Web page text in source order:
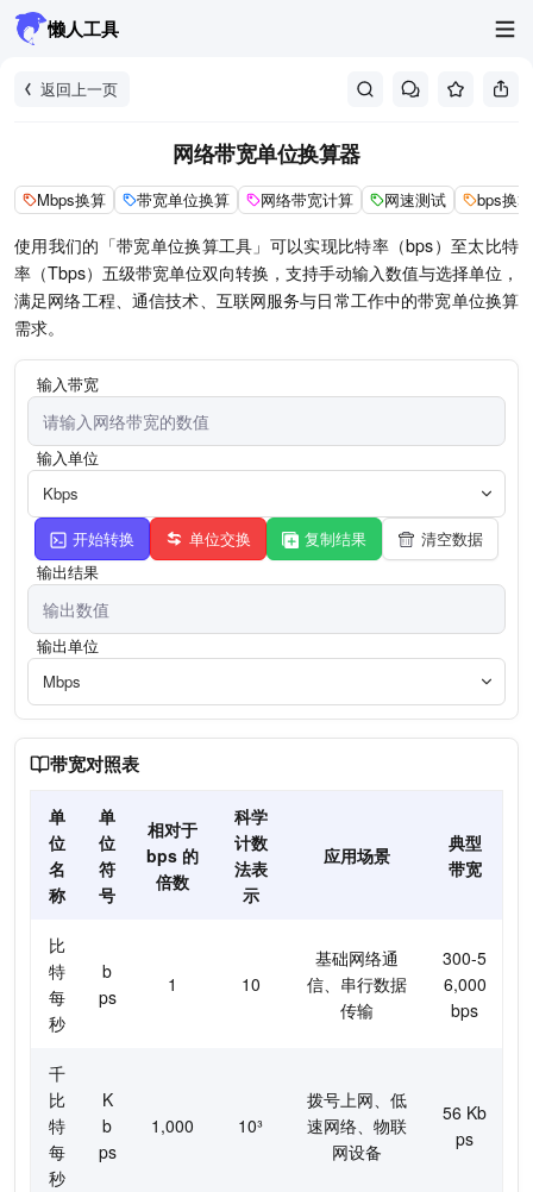
懒人工具
返回上一页
网络带宽单位换算器
Mbps换算 带宽单位换算 网络带宽计算 网速测试 bps换算
使用我们的「带宽单位换算工具」可以实现比特率（bps）至太比特
率（Tbps）五级带宽单位双向转换，支持手动输入数值与选择单位，
满足网络工程、通信技术、互联网服务与日常工作中的带宽单位换算
需求。
输入带宽
输入单位
Kbps
开始转换
单位交换 复制结果
清空数据
输出结果
输出单位
Mbps
带宽对照表
单
位
名
称
单
位
符
号
相对于
bps 的
倍数
科学
计数
法表
示
应用场景
典型
带宽
比
特
每
秒
b
ps
1 10
基础网络通
信、串行数据
传输
300-5
6,000
bps
千
比
特
每
秒
K
b
ps
1,000 10³
拨号上网、低
速网络、物联
网设备
56 Kb
ps